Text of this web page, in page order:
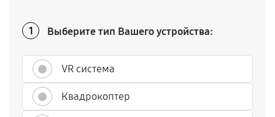
1 Выберите тип Вашего устройства:
VR система
Квадрокоптер